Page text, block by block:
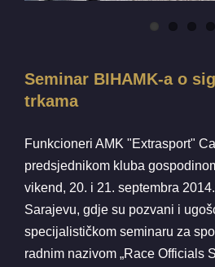
Seminar BIHAMK-a o
trkama
Funkcioneri AMK "Extrasport"
predsjednikom kluba
vikend, 20. i 21. septembra
Sarajevu, gdje su pozvani i
specijalističkom seminaru za
radnim nazivom „Race Officials